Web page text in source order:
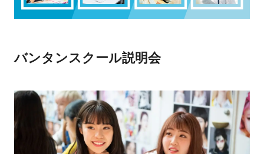
バンタンスクール説明会